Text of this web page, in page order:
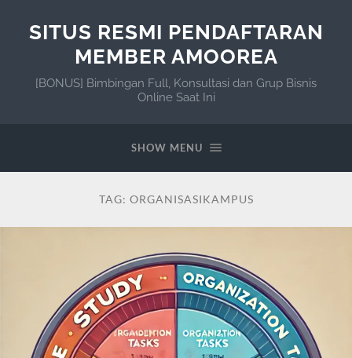
SITUS RESMI PENDAFTARAN
MEMBER AMOOREA
[BONUS] Bimbingan Full, Konsultasi dan Grup Bisnis
Online Saat Ini
SHOW MENU
TAG: ORGANISASIKAMPUS